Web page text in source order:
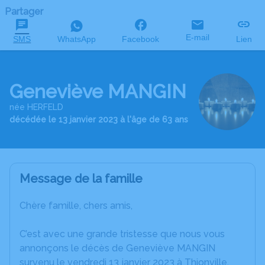
Partager
SMS WhatsApp Facebook E-mail Lien
Geneviève MANGIN
née HERFELD
décédée le 13 janvier 2023 à l'âge de 63 ans
Message de la famille
Chère famille, chers amis,
C’est avec une grande tristesse que nous vous
annonçons le décès de Geneviève MANGIN
survenu le vendredi 13 janvier 2023 à Thionville.